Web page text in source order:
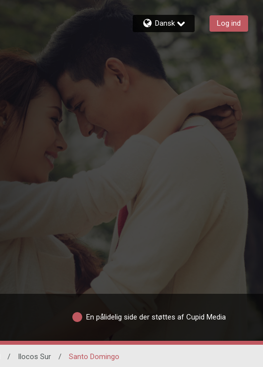
Dansk Log ind
En pålidelig side der støttes af Cupid Media
/ Ilocos Sur / Santo Domingo